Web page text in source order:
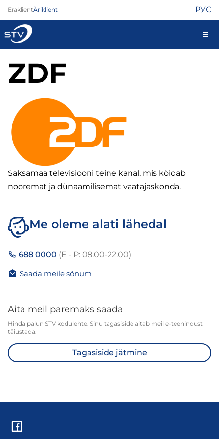
EraklientÄriklient РУС
kontakt@stv.ee
Internet
TV
Telefon
Turvateenused
Abi
Pood
ZDF
Saksamaa televisiooni teine kanal, mis köidab
nooremat ja dünaamilisemat vaatajaskonda.
Me oleme alati lähedal
688 0000 (E - P: 08.00-22.00)
Saada meile sõnum
Aita meil paremaks saada
Hinda palun STV kodulehte. Sinu tagasiside aitab meil e-teenindust
täiustada.
Tagasiside jätmine